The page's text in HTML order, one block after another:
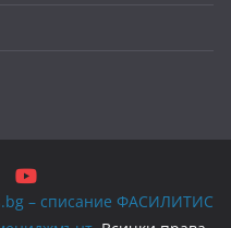
– списание ФАСИЛИТИС